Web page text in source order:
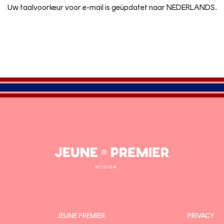
Uw taalvoorkeur voor e-mail is geüpdatet naar NEDERLANDS.
Jeune
JEUNE PREMIER PRIVACY